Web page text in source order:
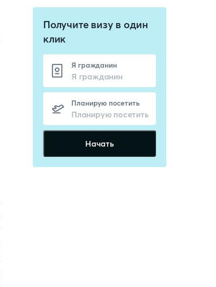
Получите визу в один
клик
Я гражданин
Планирую посетить
Начать